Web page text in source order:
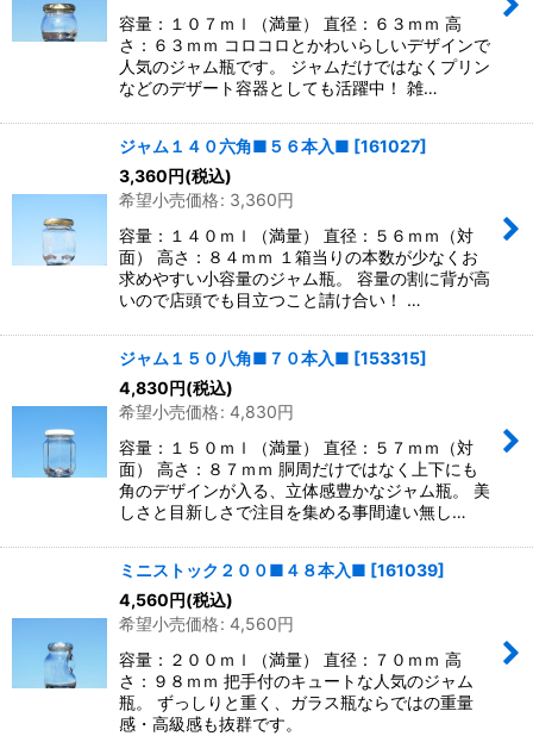
容量：１０７ｍｌ（満量） 直径：６３ｍｍ 高
さ：６３ｍｍ コロコロとかわいらしいデザインで
人気のジャム瓶です。 ジャムだけではなくプリン
などのデザート容器としても活躍中！ 雑…
ジャム１４０六角■５６本入■ [161027]
3,360円(税込)
希望小売価格: 3,360円
容量：１４０ｍｌ（満量） 直径：５６ｍｍ（対
面） 高さ：８４ｍｍ １箱当りの本数が少なくお
求めやすい小容量のジャム瓶。 容量の割に背が高
いので店頭でも目立つこと請け合い！ …
ジャム１５０八角■７０本入■ [153315]
4,830円(税込)
希望小売価格: 4,830円
容量：１５０ｍｌ（満量） 直径：５７ｍｍ（対
面） 高さ：８７ｍｍ 胴周だけではなく上下にも
角のデザインが入る、立体感豊かなジャム瓶。 美
しさと目新しさで注目を集める事間違い無し…
ミニストック２００■４８本入■ [161039]
4,560円(税込)
希望小売価格: 4,560円
容量：２００ｍｌ（満量） 直径：７０ｍｍ 高
さ：９８ｍｍ 把手付のキュートな人気のジャム
瓶。 ずっしりと重く、ガラス瓶ならではの重量
感・高級感も抜群です。